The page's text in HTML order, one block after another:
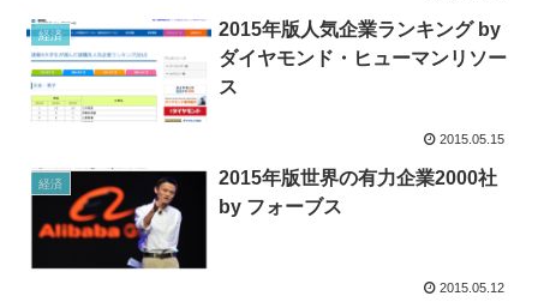
経済
2015年版人気企業ランキング by
ダイヤモンド・ヒューマンリソー
ス
2015.05.15
経済
2015年版世界の有力企業2000社
by フォーブス
2015.05.12